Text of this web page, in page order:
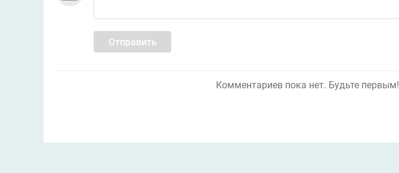
Отправить
Комментариев пока нет. Будьте первым!